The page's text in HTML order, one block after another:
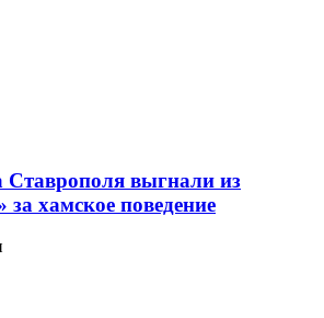
Ставрополя выгнали из
за хамское поведение